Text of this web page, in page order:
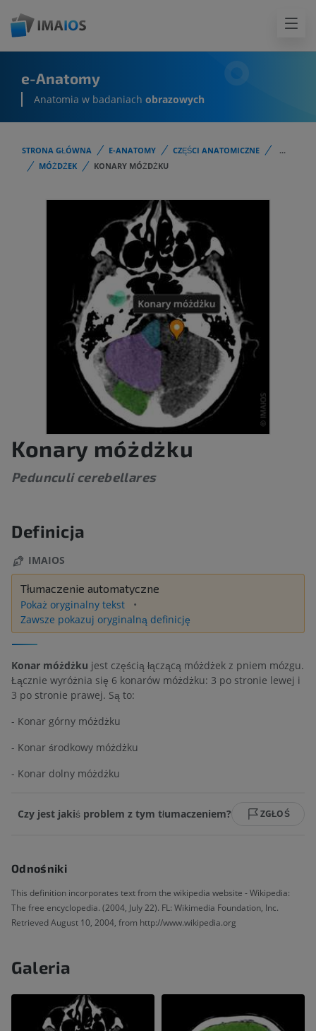
e-Anatomy
Anatomia w badaniach obrazowych
STRONA GŁÓWNA E-ANATOMY CZĘŚCI ANATOMICZNE
...
MÓŻDŻEK
KONARY MÓŻDŻKU
Konary móżdżku
Pedunculi cerebellares
Definicja
IMAIOS
Tłumaczenie automatyczne
Pokaż oryginalny tekst
Zawsze pokazuj oryginalną definicję
Konar móżdżku jest częścią łączącą móżdżek z pniem mózgu.
Łącznie wyróżnia się 6 konarów móżdżku: 3 po stronie lewej i
3 po stronie prawej. Są to:
- Konar górny móżdżku
- Konar środkowy móżdżku
- Konar dolny móżdżku
Czy jest jakiś problem z tym tłumaczeniem? ZGŁOŚ
Odnośniki
This definition incorporates text from the wikipedia website - Wikipedia:
The free encyclopedia. (2004, July 22). FL: Wikimedia Foundation, Inc.
Retrieved August 10, 2004, from http://www.wikipedia.org
Galeria